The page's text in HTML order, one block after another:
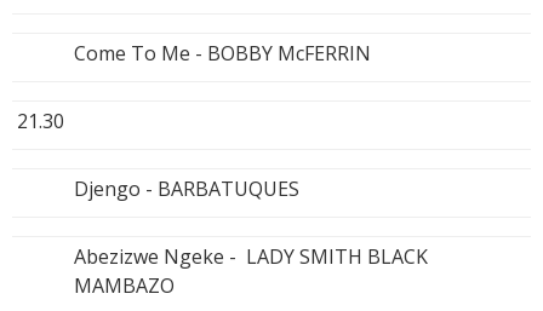
Come To Me - BOBBY McFERRIN
21.30
Djengo - BARBATUQUES
Abezizwe Ngeke - LADY SMITH BLACK
MAMBAZO